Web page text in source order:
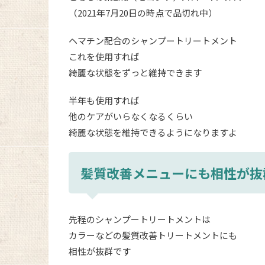
（2021年7月20日の時点で品切れ中）
ヘマチン配合のシャンプートリートメント
これを使用すれば
綺麗な状態をずっと維持できます
半年も使用すれば
他のケアがいらなくなるくらい
綺麗な状態を維持できるようになりますよ
髪質改善メニューにも相性が
先程のシャンプートリートメントは
カラーなどの髪質改善トリートメントにも
相性が抜群です